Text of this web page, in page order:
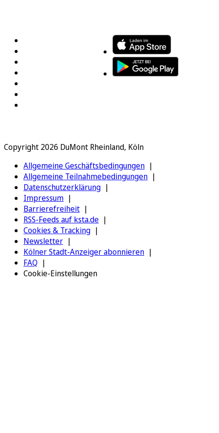
Copyright 2026 DuMont Rheinland, Köln
Allgemeine Geschäftsbedingungen
Allgemeine Teilnahmebedingungen
Datenschutzerklärung
Impressum
Barrierefreiheit
RSS-Feeds auf ksta.de
Cookies & Tracking
Newsletter
Kölner Stadt-Anzeiger abonnieren
FAQ
Cookie-Einstellungen